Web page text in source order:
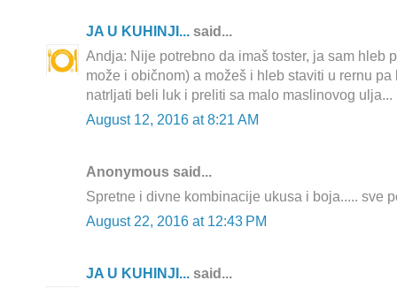
JA U KUHINJI... said...
Andja: Nije potrebno da imaš toster, ja sam hleb
može i običnom) a možeš i hleb staviti u rernu
natrljati beli luk i preliti sa malo maslinovog ulja...
August 12, 2016 at 8:21 AM
Anonymous said...
Spretne i divne kombinacije ukusa i boja..... sve
August 22, 2016 at 12:43 PM
JA U KUHINJI... said...